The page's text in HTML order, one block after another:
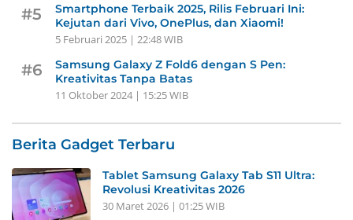
#5
Smartphone Terbaik 2025, Rilis Februari Ini:
Kejutan dari Vivo, OnePlus, dan Xiaomi!
5 Februari 2025 | 22:48 WIB
#6
Samsung Galaxy Z Fold6 dengan S Pen:
Kreativitas Tanpa Batas
11 Oktober 2024 | 15:25 WIB
Berita Gadget Terbaru
Tablet Samsung Galaxy Tab S11 Ultra:
Revolusi Kreativitas 2026
30 Maret 2026 | 01:25 WIB